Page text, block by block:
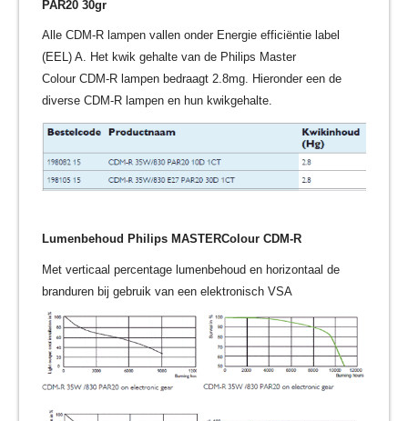
PAR20 30gr
Alle CDM-R lampen vallen onder Energie efficiëntie label
(EEL) A. Het kwik gehalte van de Philips Master
Colour CDM-R lampen bedraagt 2.8mg. Hieronder een de
diverse CDM-R lampen en hun kwikgehalte.
Lumenbehoud Philips MASTERColour CDM-R
Met verticaal percentage lumenbehoud en horizontaal de
branduren bij gebruik van een elektronisch VSA